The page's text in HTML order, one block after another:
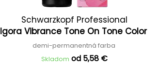
Schwarzkopf Professional
Igora Vibrance Tone On Tone Color
demi-permanentná farba
Skladom od 5,58 €